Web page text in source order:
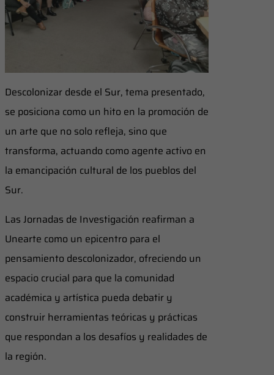
Descolonizar desde el Sur, tema presentado,
se posiciona como un hito en la promoción de
un arte que no solo refleja, sino que
transforma, actuando como agente activo en
la emancipación cultural de los pueblos del
Sur.
Las Jornadas de Investigación reafirman a
Unearte como un epicentro para el
pensamiento descolonizador, ofreciendo un
espacio crucial para que la comunidad
académica y artística pueda debatir y
construir herramientas teóricas y prácticas
que respondan a los desafíos y realidades de
la región.